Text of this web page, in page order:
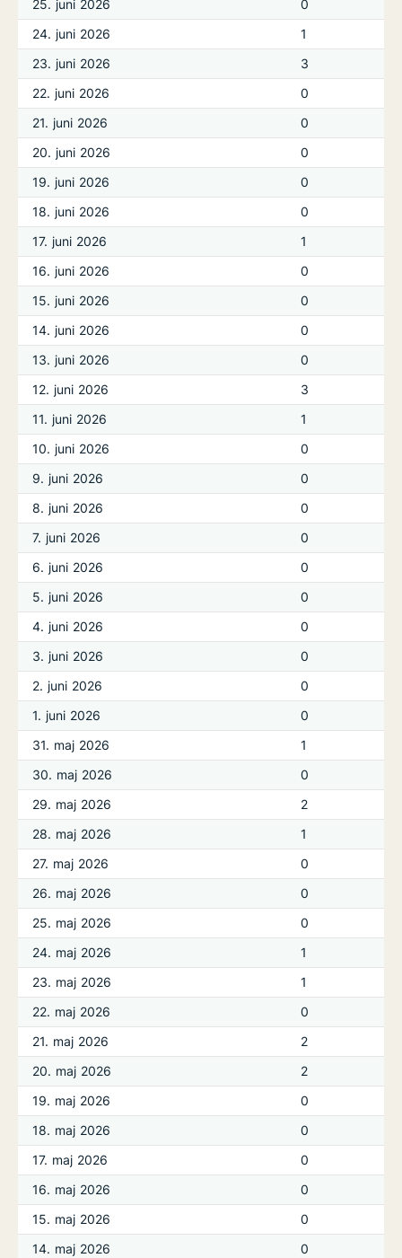
25. juni 2026
0
24. juni 2026
1
23. juni 2026
3
22. juni 2026
0
21. juni 2026
0
20. juni 2026
0
19. juni 2026
0
18. juni 2026
0
17. juni 2026
1
16. juni 2026
0
15. juni 2026
0
14. juni 2026
0
13. juni 2026
0
12. juni 2026
3
11. juni 2026
1
10. juni 2026
0
9. juni 2026
0
8. juni 2026
0
7. juni 2026
0
6. juni 2026
0
5. juni 2026
0
4. juni 2026
0
3. juni 2026
0
2. juni 2026
0
1. juni 2026
0
31. maj 2026
1
30. maj 2026
0
29. maj 2026
2
28. maj 2026
1
27. maj 2026
0
26. maj 2026
0
25. maj 2026
0
24. maj 2026
1
23. maj 2026
1
22. maj 2026
0
21. maj 2026
2
20. maj 2026
2
19. maj 2026
0
18. maj 2026
0
17. maj 2026
0
16. maj 2026
0
15. maj 2026
0
14. maj 2026
0